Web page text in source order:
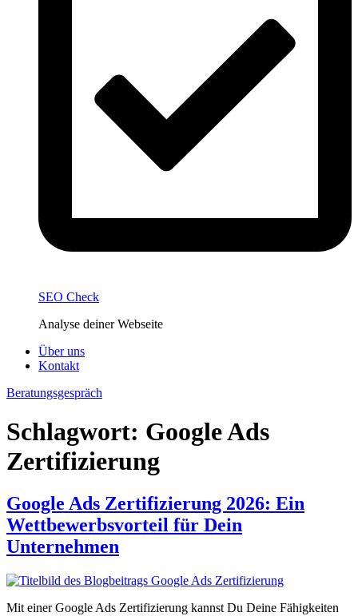
SEO Check
Analyse deiner Webseite
Über uns
Kontakt
Beratungsgespräch
Schlagwort: Google Ads
Zertifizierung
Google Ads Zertifizierung 2026: Ein
Wettbewerbsvorteil für Dein
Unternehmen
Mit einer Google Ads Zertifizierung kannst Du Deine Fähigkeiten